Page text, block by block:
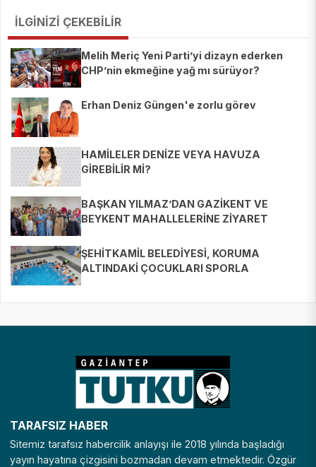
İLGİNİZİ ÇEKEBİLİR
Melih Meriç Yeni Parti’yi dizayn ederken
CHP’nin ekmeğine yağ mı sürüyor?
Erhan Deniz Güngen'e zorlu görev
HAMİLELER DENİZE VEYA HAVUZA
GİREBİLİR Mİ?
BAŞKAN YILMAZ’DAN GAZİKENT VE
BEYKENT MAHALLELERİNE ZİYARET
ŞEHİTKAMİL BELEDİYESİ, KORUMA
ALTINDAKİ ÇOCUKLARI SPORLA
TARAFSIZ HABER
Sitemiz tarafsız habercilik anlayışı ile 2018 yılında başladığı
yayın hayatına çizgisini bozmadan devam etmektedir. Özgür